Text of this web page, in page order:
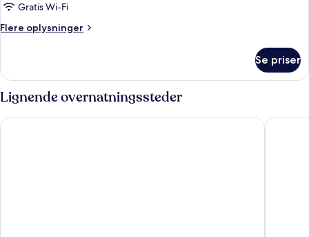
Gratis Wi-Fi
Flere oplysninger
Flere
Se priser
Lignende overnatningssteder
43 Station Hotel Joy 124